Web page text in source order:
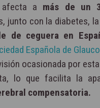
afecta a más de un
junto con la diabetes, la
de ceguera en
Española de
ocasionada por
lo que facilita la
compensatoria.